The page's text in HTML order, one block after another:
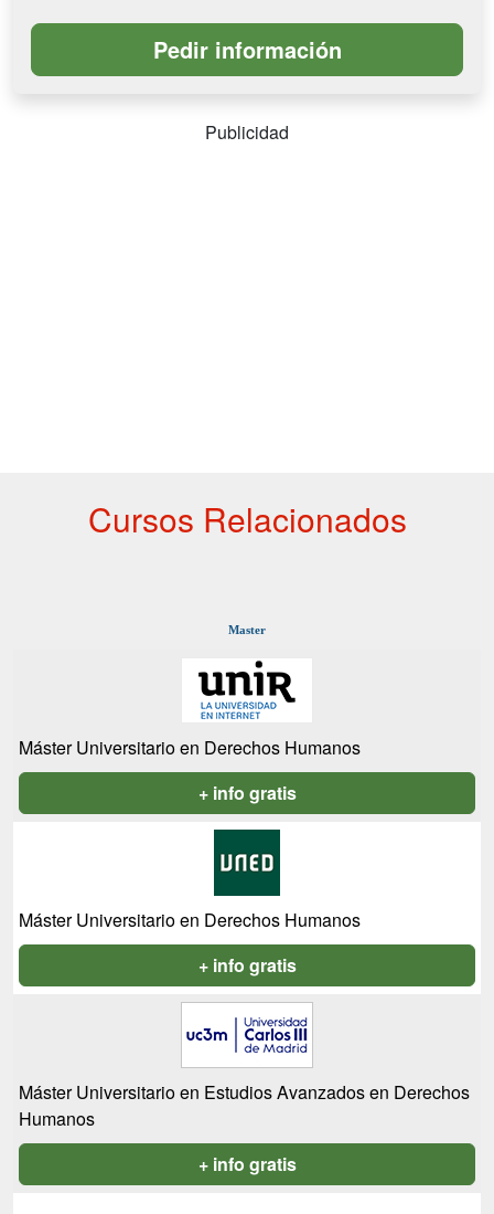
Publicidad
Cursos Relacionados
Master
Máster Universitario en Derechos Humanos
+ info gratis
Máster Universitario en Derechos Humanos
+ info gratis
Máster Universitario en Estudios Avanzados en Derechos
Humanos
+ info gratis